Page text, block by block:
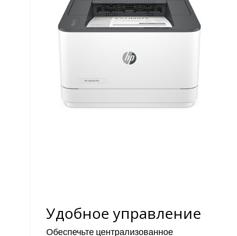
Удобное управление
Обеспечьте централизованное